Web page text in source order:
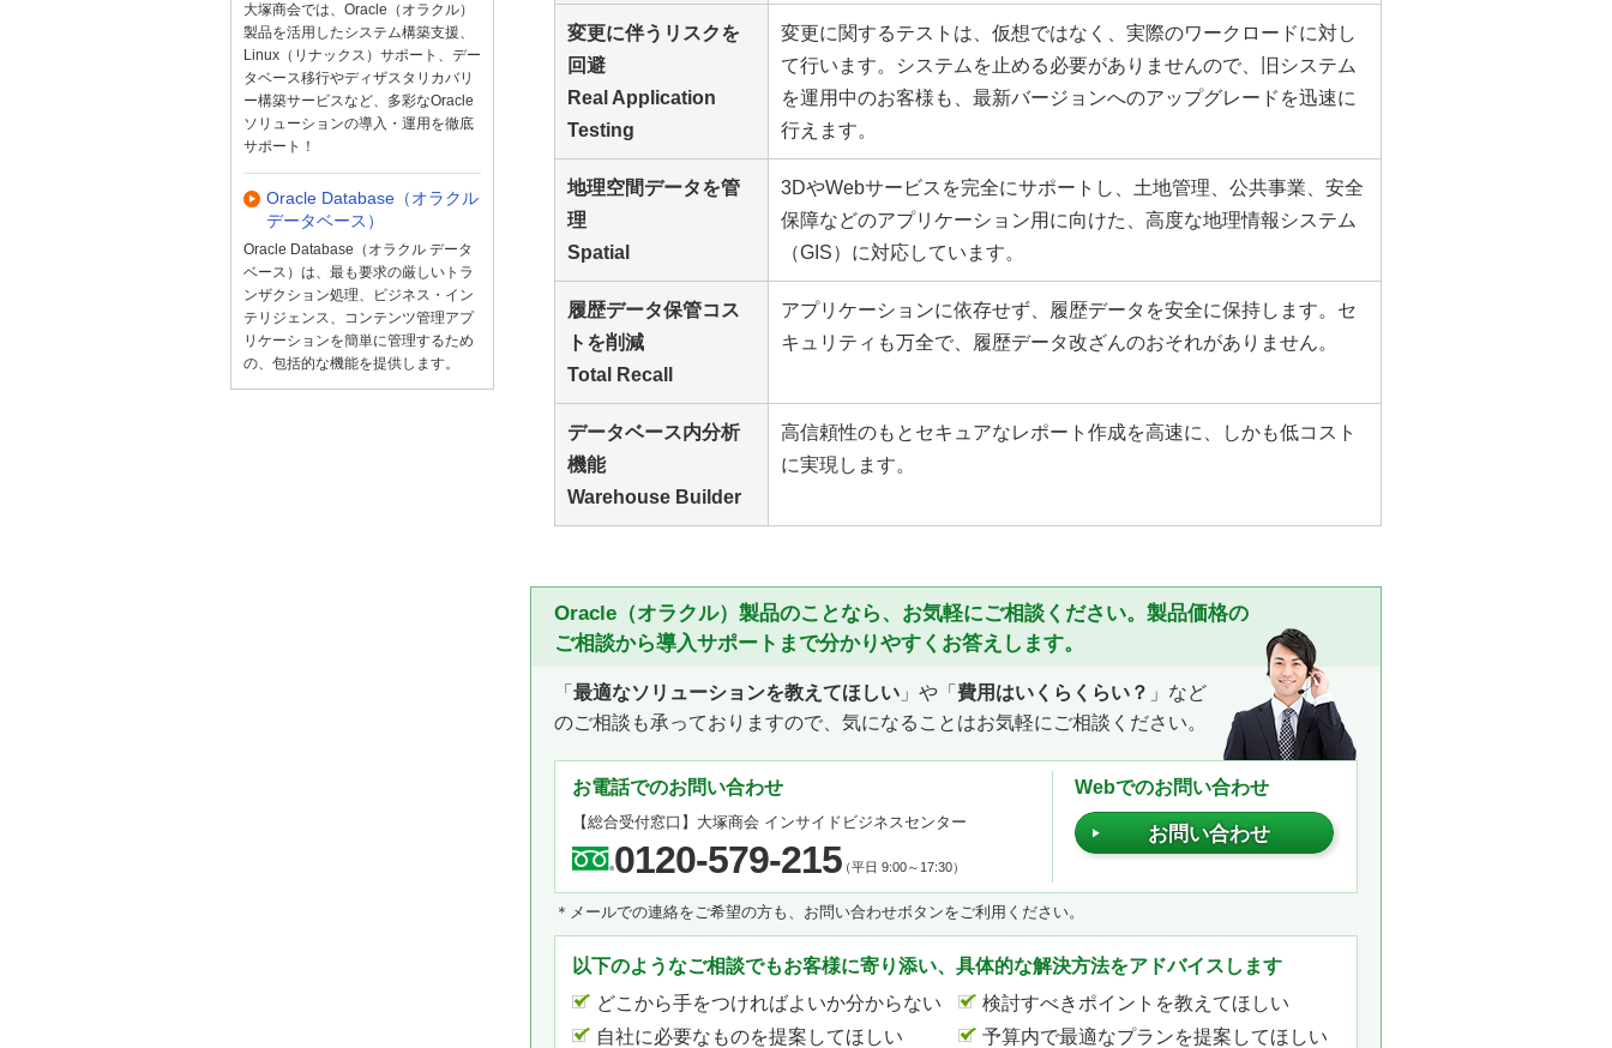
変更に伴うリスクを
回避
Real Application
Testing
変更に関するテストは、仮想ではなく、実際のワークロードに対し
て行います。システムを止める必要がありませんので、旧システム
を運用中のお客様も、最新バージョンへのアップグレードを迅速に
行えます。
地理空間データを管
理
Spatial
3DやWebサービスを完全にサポートし、土地管理、公共事業、安全
保障などのアプリケーション用に向けた、高度な地理情報システム
（GIS）に対応しています。
履歴データ保管コス
トを削減
Total Recall
アプリケーションに依存せず、履歴データを安全に保持します。セ
キュリティも万全で、履歴データ改ざんのおそれがありません。
データベース内分析
機能
Warehouse Builder
高信頼性のもとセキュアなレポート作成を高速に、しかも低コスト
に実現します。
Oracle（オラクル）製品のことなら、お気軽にご相談ください。製品価格の
ご相談から導入サポートまで分かりやすくお答えします。
「 最適なソリューションを教えてほしい 」や「 費用はいくらくらい？ 」など
のご相談も承っておりますので、気になることはお気軽にご相談ください。
お電話でのお問い合わせ
【総合受付窓口】大塚商会 インサイドビジネスセンター
0120-579-215（平日 9:00～17:30）
Webでのお問い合わせ
お問い合わせ
＊メールでの連絡をご希望の方も、お問い合わせボタンをご利用ください。
以下のようなご相談でもお客様に寄り添い、具体的な解決方法をアドバイスします
どこから手をつければよいか分からない
検討すべきポイントを教えてほしい
自社に必要なものを提案してほしい
予算内で最適なプランを提案してほしい
大塚商会では、Oracle（オラクル）
製品を活用したシステム構築支援、
Linux（リナックス）サポート、デー
タベース移行やディザスタリカバリ
ー構築サービスなど、多彩なOracle
ソリューションの導入・運用を徹底
サポート！
Oracle Database（オラクル
データベース）
Oracle Database（オラクル データ
ベース）は、最も要求の厳しいトラ
ンザクション処理、ビジネス・イン
テリジェンス、コンテンツ管理アプ
リケーションを簡単に管理するため
の、包括的な機能を提供します。